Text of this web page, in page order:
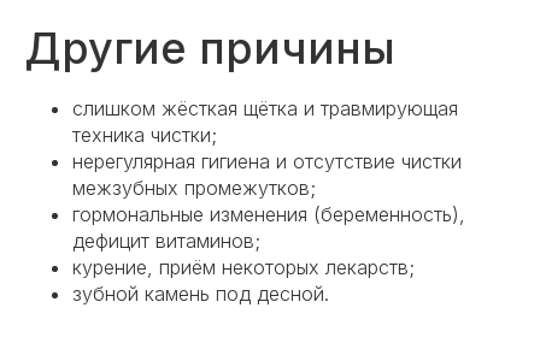
Другие причины
слишком жёсткая щётка и травмирующая
техника чистки;
нерегулярная гигиена и отсутствие чистки
межзубных промежутков;
гормональные изменения (беременность),
дефицит витаминов;
курение, приём некоторых лекарств;
зубной камень под десной.